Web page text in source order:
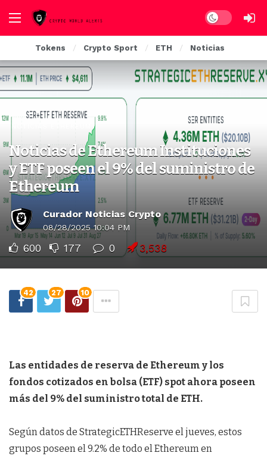
Dark mode
Tokens Crypto Sport ETH Noticias
Noticias de Ethereum Instituciones
y ETF poseen el 9% del suministro de
Ethereum
Curador Noticias Crypto
08/28/2025 10:04 PM
600 177 0 3,538
42 27 10
Las entidades de reserva de Ethereum y los
fondos cotizados en bolsa (ETF) spot ahora poseen
más del 9% del suministro total de ETH.
Según datos de StrategicETHReserve el jueves, estos
grupos poseen el 9.2% de todo el Ethereum en